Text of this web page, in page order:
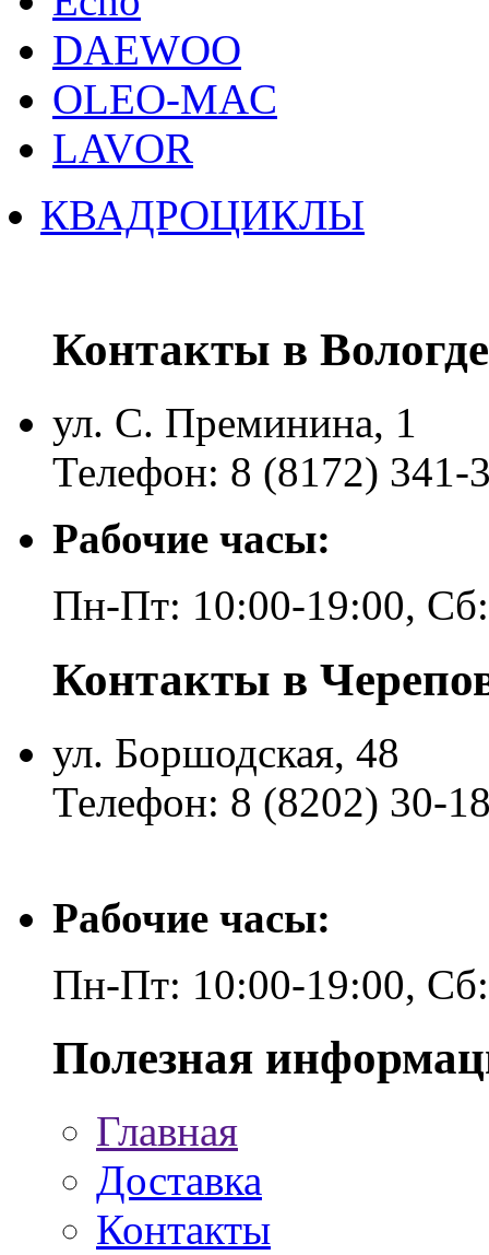
DAEWOO
OLEO-MAC
LAVOR
КВАДРОЦИКЛЫ
Контакты в Вологде
ул. С. Преминина, 1
Телефон: 8 (8172) 341-
Рабочие часы:
Пн-Пт: 10:00-19:00,
Контакты в
ул. Боршодская, 48
Телефон: 8 (8202) 30-
Рабочие часы:
Пн-Пт: 10:00-19:00,
Полезная
Главная
Доставка
Контакты